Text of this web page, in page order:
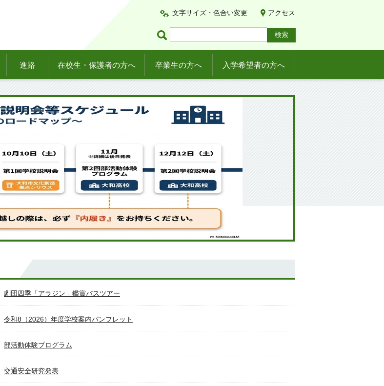
文字サイズ・色合い変更 アクセス
進路 在校生・保護者の方へ 卒業生の方へ 入学希望者の方へ
劇団四季「アラジン」鑑賞バスツアー
令和8（2026）年度学校案内パンフレット
部活動体験プログラム
交通安全研究発表